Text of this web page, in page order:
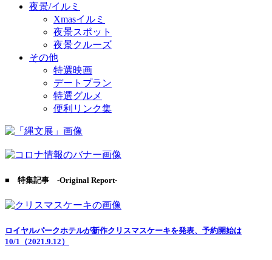
夜景/イルミ
Xmasイルミ
夜景スポット
夜景クルーズ
その他
特選映画
デートプラン
特選グルメ
便利リンク集
■ 特集記事 -Original Report-
ロイヤルパークホテルが新作クリスマスケーキを発表、予約開始は
10/1（2021.9.12）